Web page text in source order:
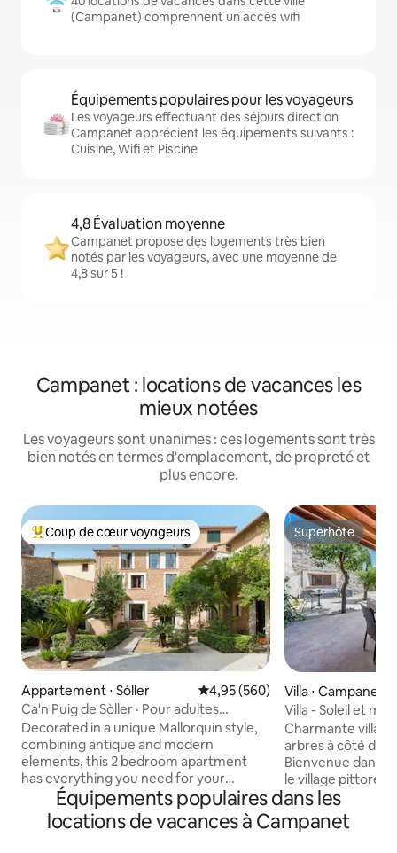
(Campanet) comprennent un accès wifi
Équipements populaires pour les voyageurs
Les voyageurs effectuant des séjours direction
Campanet apprécient les équipements suivants :
Cuisine, Wifi et Piscine
4,8 Évaluation moyenne
Campanet propose des logements très bien
notés par les voyageurs, avec une moyenne de
4,8 sur 5 !
Campanet : locations de vacances les
mieux notées
Les voyageurs sont unanimes : ces logements sont très
bien notés en termes d'emplacement, de propreté et
plus encore.
Coups de cœur voyageurs les plus appréciés
Coup de cœur voyageurs
Appartement ⋅ Sóller Évaluation moyenne sur la
4,95 (560)
Ca'n Puig de Sòller · Pour adultes
uniquement (+12), Appart...
Decorated in a unique Mallorquin style,
combining antique and modern
elements, this 2 bedroom apartment
has everything you need for your
holiday on the island. Each bedroom has
its own bathroom and the living area
features a comfortable sofa, dining
Superhôte
Superhôte
Villa ⋅ Campanet
Villa - Soleil et
Charmante villa
arbres à côté de
Bienvenue dans
le village
nichée dans les
montagnes de
escapade
Équipements populaires dans les
locations de vacances à Campanet